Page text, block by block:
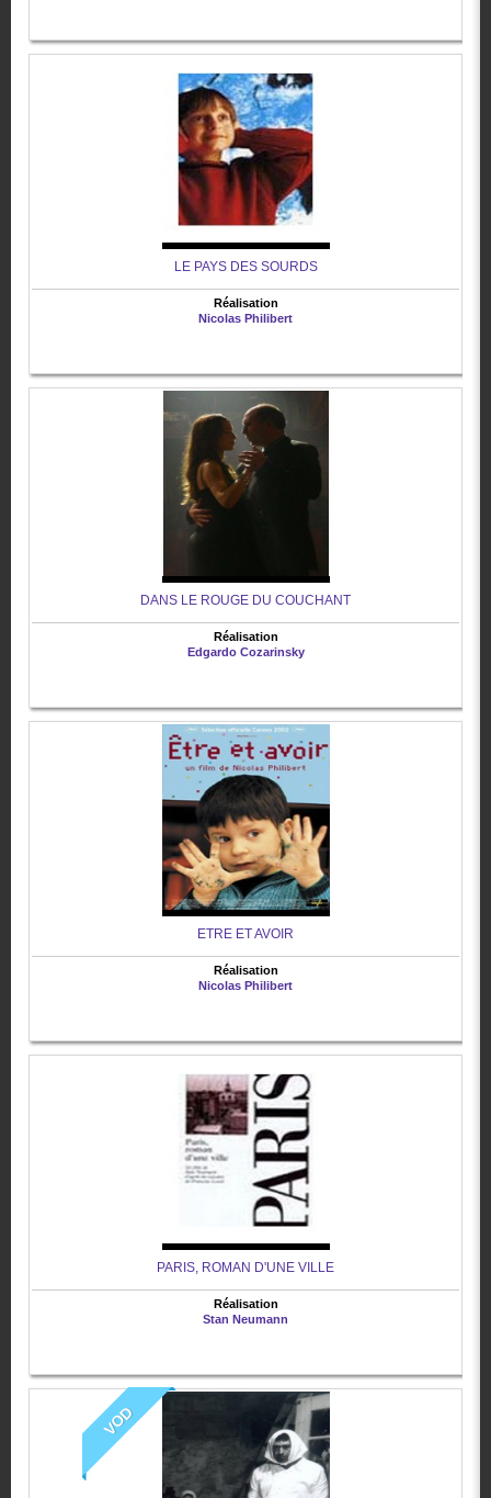
LE PAYS DES SOURDS
Réalisation
Nicolas Philibert
DANS LE ROUGE DU COUCHANT
Réalisation
Edgardo Cozarinsky
ETRE ET AVOIR
Réalisation
Nicolas Philibert
PARIS, ROMAN D'UNE VILLE
Réalisation
Stan Neumann
VOD